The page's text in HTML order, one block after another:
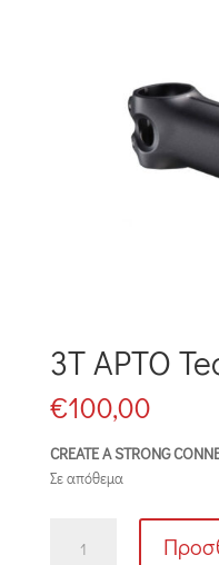
3T APTO
€100,00
CREATE A STRONG
Σε απόθεμα